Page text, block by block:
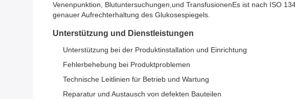
Venenpunktion, Blutuntersuchungen,und TransfusionenEs ist nach ISO
genauer Aufrechterhaltung des Glukosespiegels.
Unterstützung und Dienstleistungen
Unterstützung bei der Produktinstallation und Einrichtung
Fehlerbehebung bei Produktproblemen
Technische Leitlinien für Betrieb und Wartung
Reparatur und Austausch von defekten Bauteilen